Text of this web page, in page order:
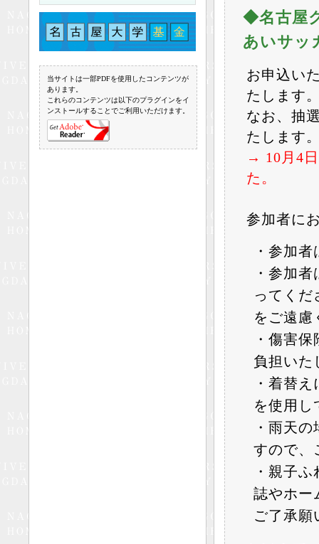
当サイトは一部PDFを使用したコンテンツが
あります。
これらのコンテンツは以下のプラグインをイ
ンストールすることでご利用いただけます。
◆名古屋
あいサッ
お申込い
たします
なお、抽
たします
→ 10月4
た。
参加者に
・参加
・参加
ってく
をご遠慮
・傷害
負担いた
・着替
を使用し
・雨天
すので、
・親子
誌やホー
ご了承願